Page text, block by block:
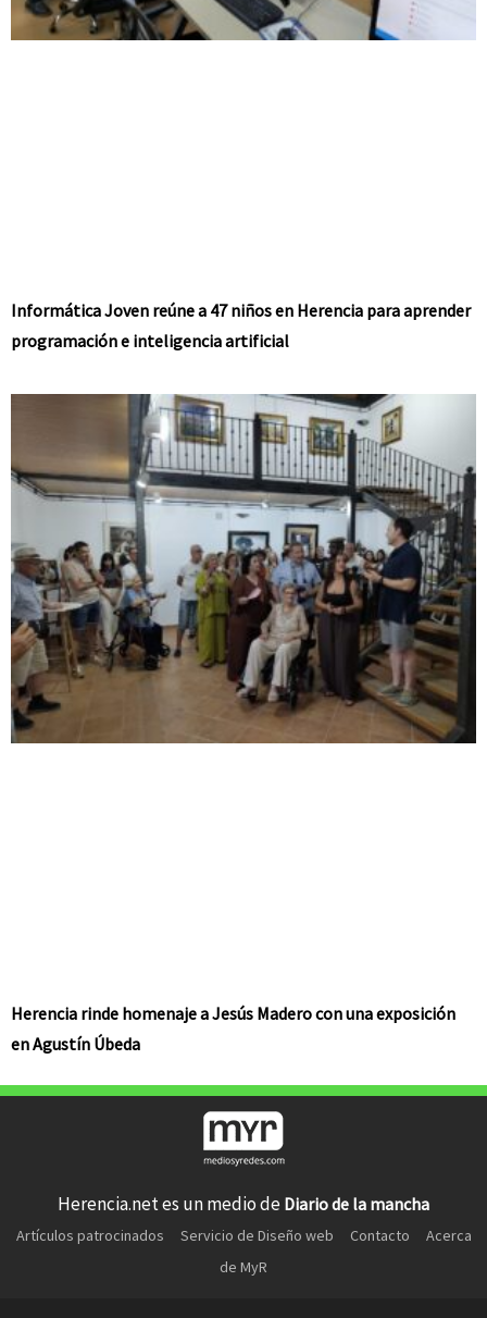
Informática Joven reúne a 47 niños en Herencia para aprender
programación e inteligencia artificial
Herencia rinde homenaje a Jesús Madero con una exposición
en Agustín Úbeda
Herencia.net es un medio de Diario de la mancha
Artículos patrocinados Servicio de Diseño web Contacto
Acerca
de MyR